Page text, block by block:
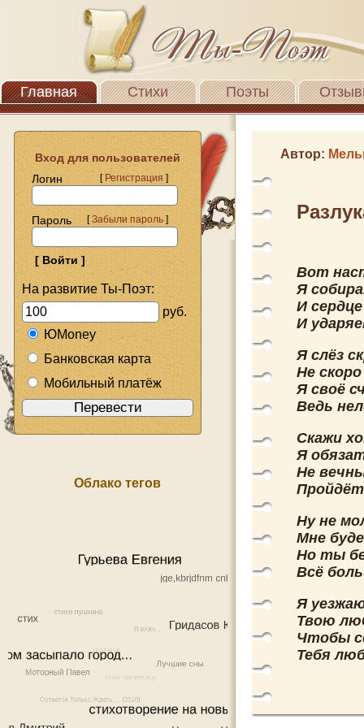
Главная Стихи Поэты
Вход для пользователей
Логин
[Регистрация]
Пароль [Забыли пароль]
На развитие Ты-Поэт:
руб.
ЮMoney
Банковская карта
Мобильный платёж
Облако тегов
Автор:
Вот
Я
И
И
Я слёз
Не
Я своё
Ведь
Скажи
Я
Не
Ну не
Мне
Но ты
Всё
Я
Твою
Чтобы
Тебя